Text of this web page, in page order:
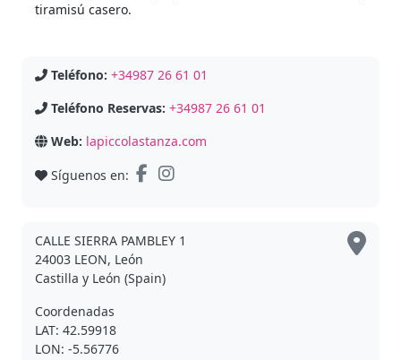
tiramisú casero.
Teléfono: +34987 26 61 01
Teléfono Reservas: +34987 26 61 01
Web: lapiccolastanza.com
Síguenos en:
CALLE SIERRA PAMBLEY 1
24003 LEON, León
Castilla y León (Spain)
Coordenadas
LAT: 42.59918
LON: -5.56776